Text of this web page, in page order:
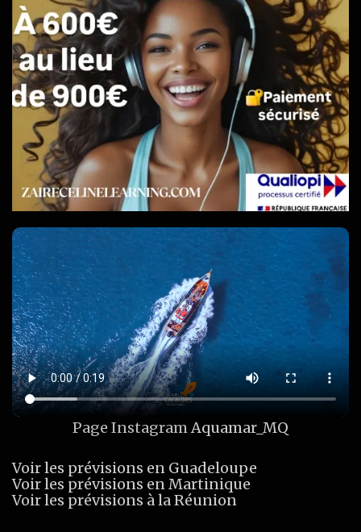
Page InstagramAquamar_MQ
Voir les prévisions en Guadeloupe
Voir les prévisions en Martinique
Voir les prévisions à la Réunion